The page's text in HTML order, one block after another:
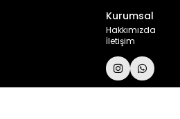
Kurumsal
Hakkımızda
İletişim